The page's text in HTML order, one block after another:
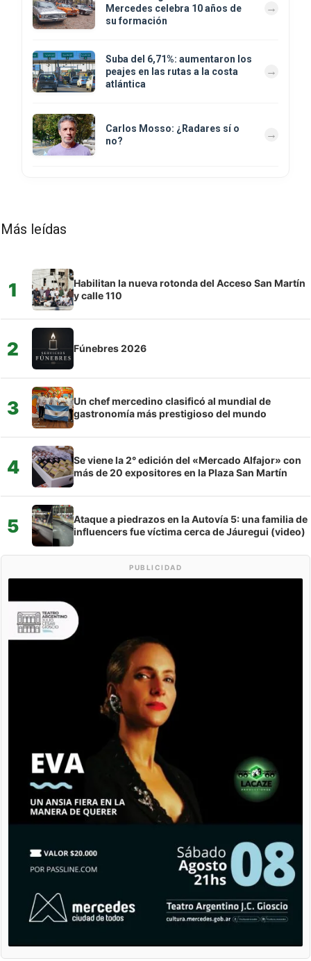
Mercedes celebra 10 años de
su formación
Suba del 6,71%: aumentaron los
peajes en las rutas a la costa
atlántica
Carlos Mosso: ¿Radares sí o
no?
Más leídas
1
Habilitan la nueva rotonda del Acceso San Martín
y calle 110
2 Fúnebres 2026
3
Un chef mercedino clasificó al mundial de
gastronomía más prestigioso del mundo
4
Se viene la 2° edición del «Mercado Alfajor» con
más de 20 expositores en la Plaza San Martín
5
Ataque a piedrazos en la Autovía 5: una familia de
influencers fue víctima cerca de Jáuregui (video)
PUBLICIDAD